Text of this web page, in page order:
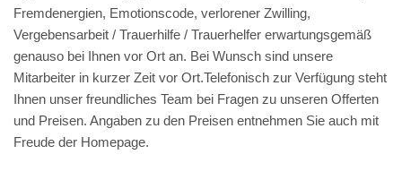
Fremdenergien, Emotionscode, verlorener Zwilling,
Vergebensarbeit / Trauerhilfe / Trauerhelfer erwartungsgemäß
genauso bei Ihnen vor Ort an. Bei Wunsch sind unsere
Mitarbeiter in kurzer Zeit vor Ort.Telefonisch zur Verfügung steht
Ihnen unser freundliches Team bei Fragen zu unseren Offerten
und Preisen. Angaben zu den Preisen entnehmen Sie auch mit
Freude der Homepage.